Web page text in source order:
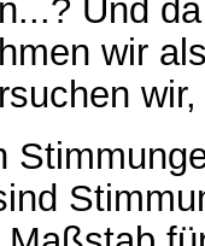
Und
wir